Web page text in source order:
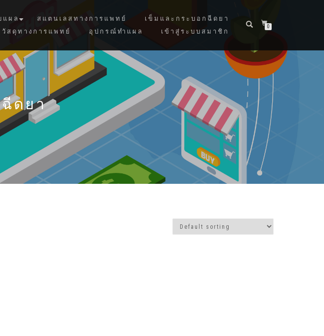
แผล สแตนเลสทางการแพทย์
เข็มและกระบอกฉีดยา
วัสดุทางการแพทย์
อุปกรณ์ทำแผล เข้าสู่ระบบสมาชิก
0
ดยา